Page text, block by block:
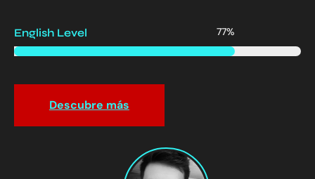
English Level 77%
Descubre más